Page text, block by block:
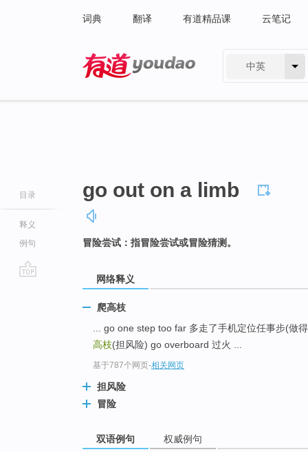
词典 翻译 有道精品课 云笔记
中英
目录
释义
例句
go out on a limb
冒险尝试：指冒险尝试或冒险猜测。
网络释义
爬高枝
... go one step too far 多走了手机定位任事步(做
高枝(担风险) go overboard 过火 ...
基于787个网页-相关网页
担风险
冒险
双语例句 权威例句